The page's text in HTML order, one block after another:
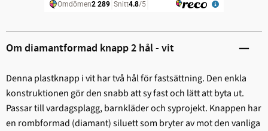
Om diamantformad knapp 2 hål - vit
Denna plastknapp i vit har två hål för fastsättning. Den enkla
konstruktionen gör den snabb att sy fast och lätt att byta ut.
Passar till vardagsplagg, barnkläder och syprojekt. Knappen har
en rombformad (diamant) siluett som bryter av mot den vanliga